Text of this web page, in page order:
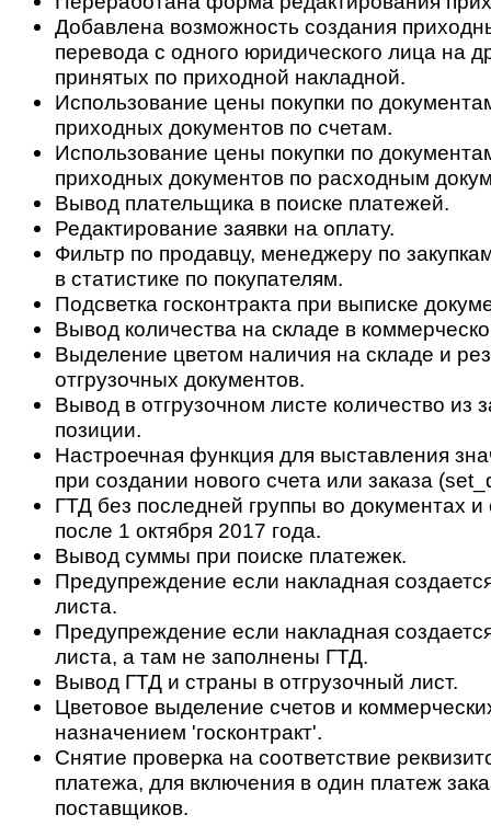
Добавлена возможность создания
перевода с одного юридического лица на
принятых по приходной накладной.
Использование цены покупки по
приходных документов по счетам.
Использование цены покупки по
приходных документов по расходным
Вывод плательщика в поиске платежей.
Редактирование заявки на оплату.
Фильтр по продавцу, менеджеру по
в статистике по покупателям.
Подсветка госконтракта при выписке
Вывод количества на складе в
Выделение цветом наличия на складе и
отгрузочных документов.
Вывод в отгрузочном листе количество из
позиции.
Настроечная функция для выставления
при создании нового счета или заказа
ГТД без последней группы во документах и
после 1 октября 2017 года.
Вывод суммы при поиске платежек.
Предупреждение если накладная
листа.
Предупреждение если накладная
листа, а там не заполнены ГТД.
Вывод ГТД и страны в отгрузочный лист.
Цветовое выделение счетов и
назначением 'госконтракт'.
Снятие проверка на соответствие
платежа, для включения в один платеж
поставщиков.